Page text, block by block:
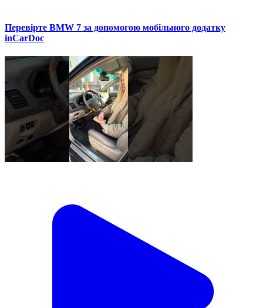
Перевірте BMW 7 за допомогою мобільного додатку
inCarDoc